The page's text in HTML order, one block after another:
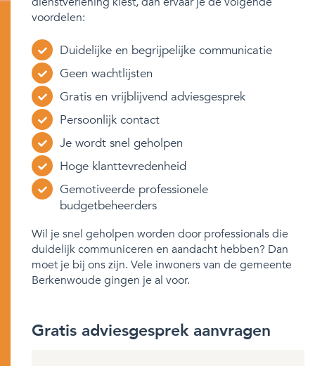
voordelen:
Duidelijke en begrijpelijke communicatie
Geen wachtlijsten
Gratis en vrijblijvend adviesgesprek
Persoonlijk contact
Je wordt snel geholpen
Hoge klanttevredenheid
Gemotiveerde professionele
budgetbeheerders
Wil je snel geholpen worden door professionals die
duidelijk communiceren en aandacht hebben? Dan
moet je bij ons zijn. Vele inwoners van de gemeente
Berkenwoude gingen je al voor.
Gratis adviesgesprek aanvragen